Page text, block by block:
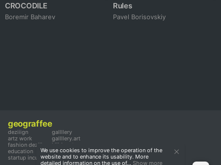
CROCODILE
Boremir Baharev
Rules
Pavel Borisovskiy
geograffee
deziiign
artz work
fashion deziiign
education
startup incubator
gallllery
gallllery.art
kiiids.art
We use cookies to improve the operation of the
website and to enhance its usability. More
detailed information on the use of... Show more